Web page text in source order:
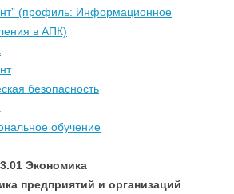
(профиль: Информационное
в АПК)
безопасность
обучение
Экономика
предприятий и организаций